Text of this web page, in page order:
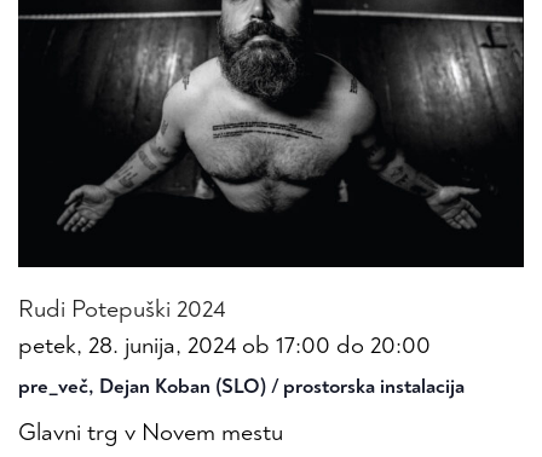
Rudi Potepuški 2024
pre_več, Dejan Koban (SLO) / prostorska instalacija
petek, 28. junija, 2024 ob 17:00 do 20:00
Glavni trg v Novem mestu